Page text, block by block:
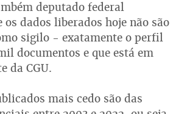
deputado federal
os dados liberados hoje não são
sigilo - exatamente o perfil
documentos e que está em
da CGU.
mais cedo são das